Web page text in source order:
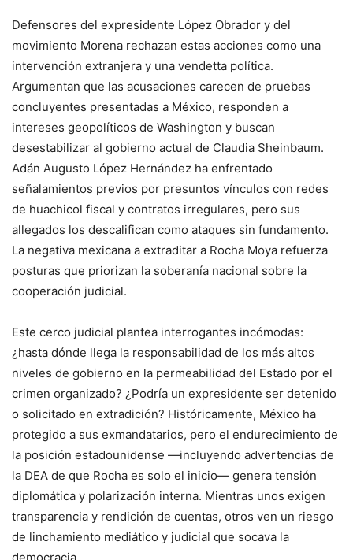
Defensores del expresidente López Obrador y del
movimiento Morena rechazan estas acciones como una
intervención extranjera y una vendetta política.
Argumentan que las acusaciones carecen de pruebas
concluyentes presentadas a México, responden a
intereses geopolíticos de Washington y buscan
desestabilizar al gobierno actual de Claudia Sheinbaum.
Adán Augusto López Hernández ha enfrentado
señalamientos previos por presuntos vínculos con redes
de huachicol fiscal y contratos irregulares, pero sus
allegados los descalifican como ataques sin fundamento.
La negativa mexicana a extraditar a Rocha Moya refuerza
posturas que priorizan la soberanía nacional sobre la
cooperación judicial.
Este cerco judicial plantea interrogantes incómodas:
¿hasta dónde llega la responsabilidad de los más altos
niveles de gobierno en la permeabilidad del Estado por el
crimen organizado? ¿Podría un expresidente ser detenido
o solicitado en extradición? Históricamente, México ha
protegido a sus exmandatarios, pero el endurecimiento de
la posición estadounidense —incluyendo advertencias de
la DEA de que Rocha es solo el inicio— genera tensión
diplomática y polarización interna. Mientras unos exigen
transparencia y rendición de cuentas, otros ven un riesgo
de linchamiento mediático y judicial que socava la